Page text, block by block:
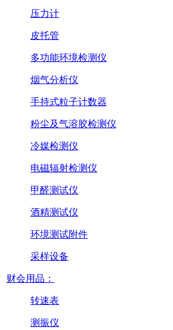
压力计
皮托管
多功能环境检测仪
烟气分析仪
手持式粒子计数器
粉尘及气溶胶检测仪
冷媒检测仪
电磁辐射检测仪
甲醛测试仪
酒精测试仪
环境测试附件
采样设备
财会用品：
转速表
测振仪